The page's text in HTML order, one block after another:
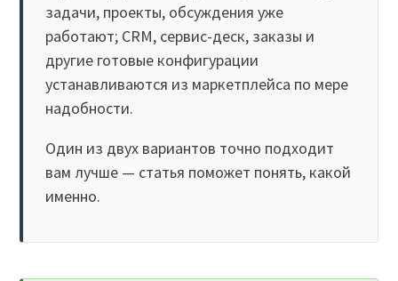
задачи, проекты, обсуждения уже
работают; CRM, сервис-деск, заказы и
другие готовые конфигурации
устанавливаются из маркетплейса по мере
надобности.
Один из двух вариантов точно подходит
вам лучше — статья поможет понять, какой
именно.